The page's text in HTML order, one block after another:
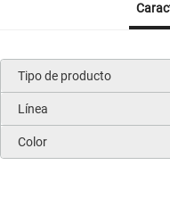
Tipo de producto
Línea
Color